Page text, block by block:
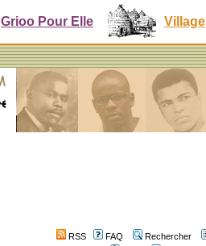
Grioo Pour Elle Village
RSS FAQ
Rechercher